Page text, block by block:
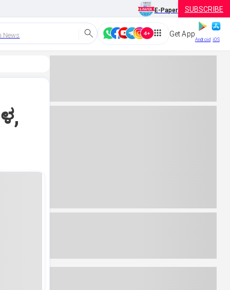
E-Paper SUBSCRIBE
News Get App
Android iOS